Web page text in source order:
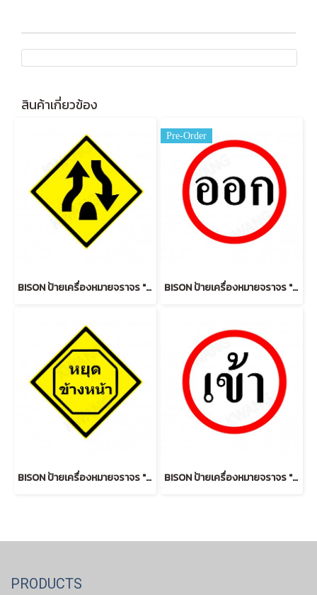
สินค้าเกี่ยวข้อง
BISON ป้ายเครื่องหมายจราจร "สิ้นสุดทางคู่" 45 cm.
Pre-Order
BISON ป้ายเครื่องหมายจราจร "ออก OUT" 45 cm.
BISON ป้ายเครื่องหมายจราจร "หยุดข้างหน้า" 45 cm. BISON ป้ายเครื่องหมายจราจร "เข้า IN " 45 cm.
PRODUCTS